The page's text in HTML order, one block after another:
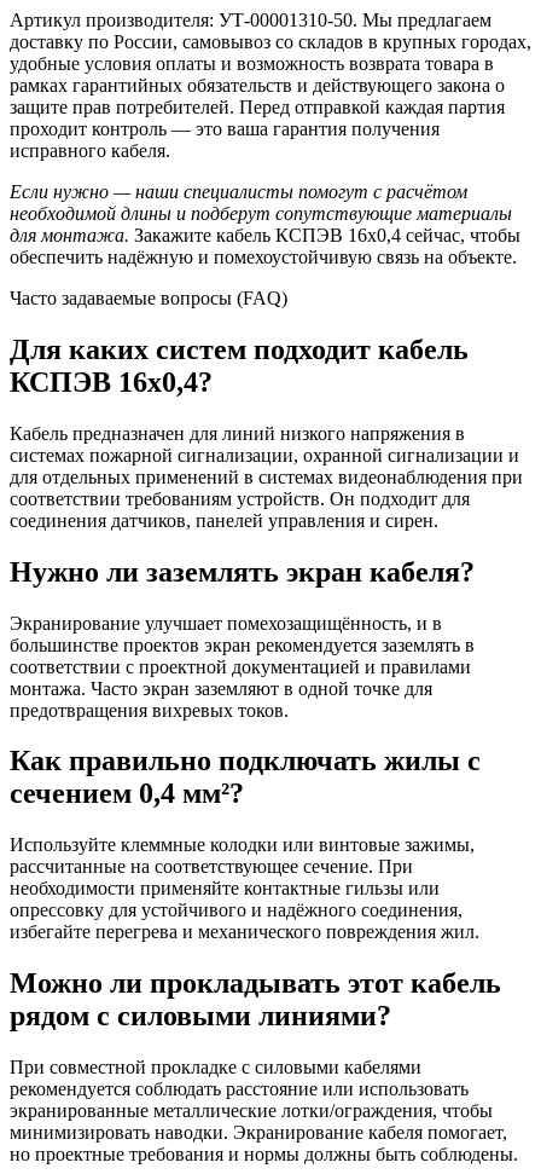
Артикул производителя: УТ-00001310-50. Мы предлагаем
доставку по России, самовывоз со складов в крупных городах,
удобные условия оплаты и возможность возврата товара в
рамках гарантийных обязательств и действующего закона о
защите прав потребителей. Перед отправкой каждая партия
проходит контроль — это ваша гарантия получения
исправного кабеля.
Если нужно — наши специалисты помогут с расчётом
необходимой длины и подберут сопутствующие материалы
для монтажа. Закажите кабель КСПЭВ 16х0,4 сейчас, чтобы
обеспечить надёжную и помехоустойчивую связь на объекте.
Часто задаваемые вопросы (FAQ)
Для каких систем подходит кабель
КСПЭВ 16х0,4?
Кабель предназначен для линий низкого напряжения в
системах пожарной сигнализации, охранной сигнализации и
для отдельных применений в системах видеонаблюдения при
соответствии требованиям устройств. Он подходит для
соединения датчиков, панелей управления и сирен.
Нужно ли заземлять экран кабеля?
Экранирование улучшает помехозащищённость, и в
большинстве проектов экран рекомендуется заземлять в
соответствии с проектной документацией и правилами
монтажа. Часто экран заземляют в одной точке для
предотвращения вихревых токов.
Как правильно подключать жилы с
сечением 0,4 мм²?
Используйте клеммные колодки или винтовые зажимы,
рассчитанные на соответствующее сечение. При
необходимости применяйте контактные гильзы или
опрессовку для устойчивого и надёжного соединения,
избегайте перегрева и механического повреждения жил.
Можно ли прокладывать этот кабель
рядом с силовыми линиями?
При совместной прокладке с силовыми кабелями
рекомендуется соблюдать расстояние или использовать
экранированные металлические лотки/ограждения, чтобы
минимизировать наводки. Экранирование кабеля помогает,
но проектные требования и нормы должны быть соблюдены.